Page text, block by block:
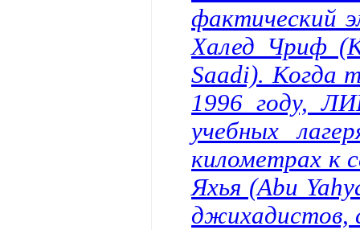
фактический
Халед Чриф
Saadi). Когда
1996 году,
учебных
километрах к
Яхья (Abu
джихадистов,